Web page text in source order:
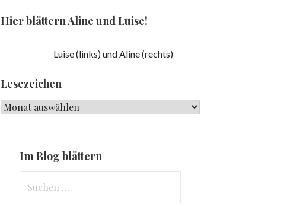
Hier blättern Aline und Luise!
Luise (links) und Aline (rechts)
Lesezeichen
Lesezeichen
Im Blog blättern
nach: